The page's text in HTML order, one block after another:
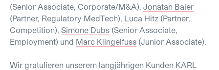
(Senior Associate, Corporate/M&A), Jonatan Baier
(Partner, Regulatory MedTech), Luca Hitz (Partner,
Competition), Simone Dubs (Senior Associate,
Employment) und Marc Klingelfuss (Junior Associate).
Wir gratulieren unserem langjährigen Kunden KARL